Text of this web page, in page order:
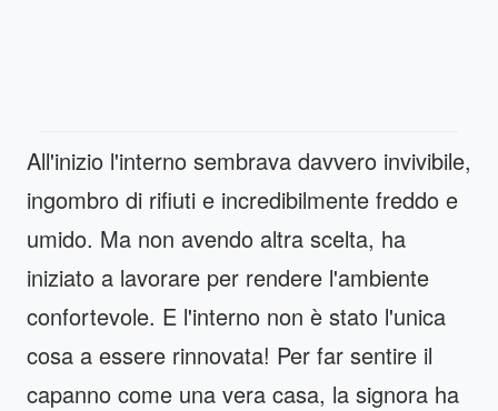
All'inizio l'interno sembrava davvero invivibile,
ingombro di rifiuti e incredibilmente freddo e
umido. Ma non avendo altra scelta, ha
iniziato a lavorare per rendere l'ambiente
confortevole. E l'interno non è stato l'unica
cosa a essere rinnovata! Per far sentire il
capanno come una vera casa, la signora ha